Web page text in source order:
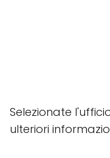
Selezionate
ulteriori